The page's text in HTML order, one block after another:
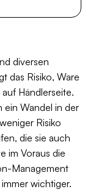
diversen
das Risiko, Ware
Händlerseite.
ein Wandel in der
Risiko
die sie auch
im Voraus die
Management
wichtiger.